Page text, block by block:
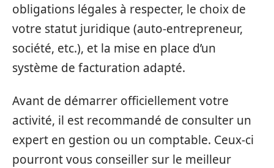
obligations légales à respecter, le choix de
votre statut juridique (auto-entrepreneur,
société, etc.), et la mise en place d’un
système de facturation adapté.
Avant de démarrer officiellement votre
activité, il est recommandé de consulter un
expert en gestion ou un comptable. Ceux-ci
pourront vous conseiller sur le meilleur